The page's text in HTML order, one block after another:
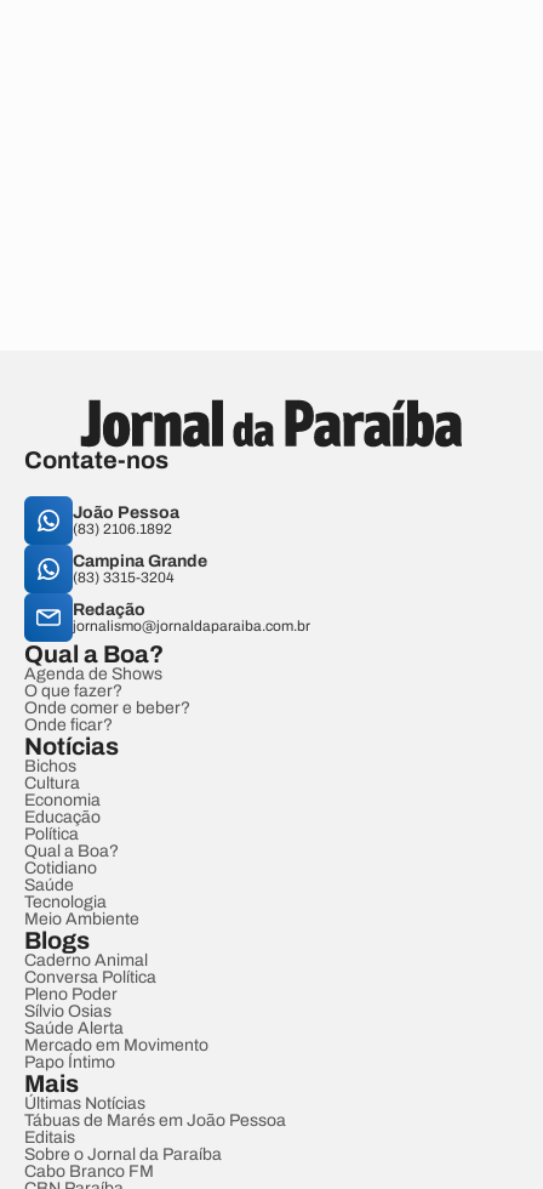
Contate-nos
João Pessoa
(83) 2106.1892
Campina Grande
(83) 3315-3204
Redação
jornalismo@jornaldaparaiba.com.br
Qual a Boa?
Agenda de Shows
O que fazer?
Onde comer e beber?
Onde ficar?
Notícias
Bichos
Cultura
Economia
Educação
Política
Qual a Boa?
Cotidiano
Saúde
Tecnologia
Meio Ambiente
Blogs
Caderno Animal
Conversa Política
Pleno Poder
Sílvio Osias
Saúde Alerta
Mercado em Movimento
Papo Íntimo
Mais
Últimas Notícias
Tábuas de Marés em João Pessoa
Editais
Sobre o Jornal da Paraíba
Cabo Branco FM